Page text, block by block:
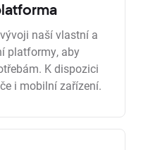
naší vlastní a
platformy, aby
K dispozici
i mobilní zařízení.